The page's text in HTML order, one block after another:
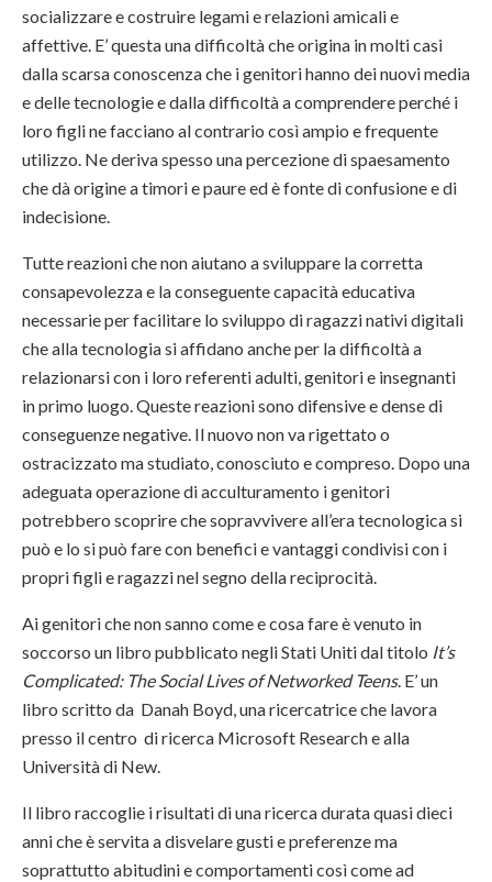
socializzare e costruire legami e relazioni amicali e
affettive. E’ questa una difficoltà che origina in molti casi
dalla scarsa conoscenza che i genitori hanno dei nuovi media
e delle tecnologie e dalla difficoltà a comprendere perché i
loro figli ne facciano al contrario così ampio e frequente
utilizzo. Ne deriva spesso una percezione di spaesamento
che dà origine a timori e paure ed è fonte di confusione e di
indecisione.
Tutte reazioni che non aiutano a sviluppare la corretta
consapevolezza e la conseguente capacità educativa
necessarie per facilitare lo sviluppo di ragazzi nativi digitali
che alla tecnologia si affidano anche per la difficoltà a
relazionarsi con i loro referenti adulti, genitori e insegnanti
in primo luogo. Queste reazioni sono difensive e dense di
conseguenze negative. Il nuovo non va rigettato o
ostracizzato ma studiato, conosciuto e compreso. Dopo una
adeguata operazione di acculturamento i genitori
potrebbero scoprire che sopravvivere all’era tecnologica si
può e lo si può fare con benefici e vantaggi condivisi con i
propri figli e ragazzi nel segno della reciprocità.
Ai genitori che non sanno come e cosa fare è venuto in
soccorso un libro pubblicato negli Stati Uniti dal titolo It’s
Complicated: The Social Lives of Networked Teens. E’ un
libro scritto da Danah Boyd, una ricercatrice che lavora
presso il centro di ricerca Microsoft Research e alla
Università di New.
Il libro raccoglie i risultati di una ricerca durata quasi dieci
anni che è servita a disvelare gusti e preferenze ma
soprattutto abitudini e comportamenti così come ad